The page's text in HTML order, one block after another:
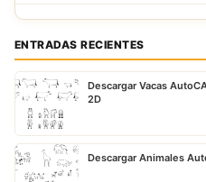
ENTRADAS RECIENTES
Descargar Vacas
2D
Descargar Animales